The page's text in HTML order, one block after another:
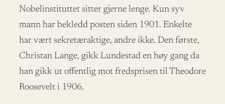
Nobelinstituttet sitter gjerne lenge. Kun syv
mann har bekledd posten siden 1901. Enkelte
har vært sekretæraktige, andre ikke. Den første,
Christan Lange, gikk Lundestad en høy gang da
han gikk ut offentlig mot fredsprisen til Theodore
Roosevelt i 1906.